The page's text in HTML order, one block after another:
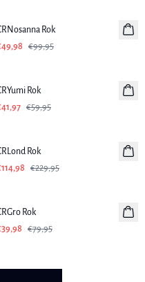
Rok
€99,95
Rok
€59,95
Rok
€229,95
Rok
€79,95